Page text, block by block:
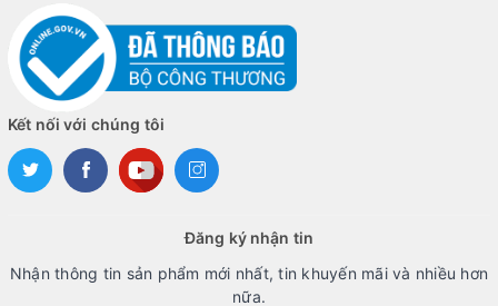
Kết nối với chúng tôi
Đăng ký nhận tin
Nhận thông tin sản phẩm mới nhất, tin khuyến mãi và nhiều hơn
nữa.